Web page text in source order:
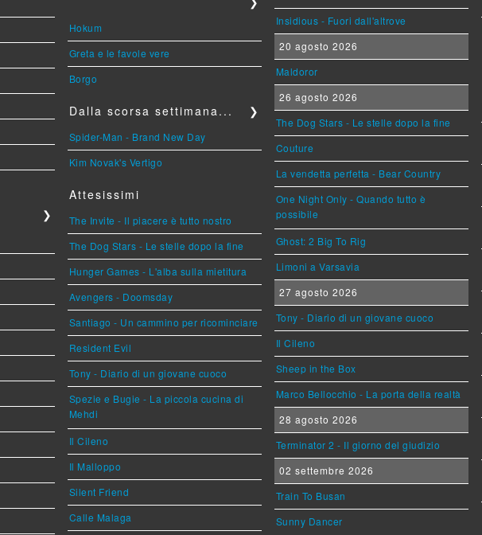
❯
Hokum
Greta e le favole vere
Borgo
Dalla scorsa settimana... ❯
Spider-Man - Brand New Day
Kim Novak's Vertigo
Attesissimi
The Invite - Il piacere è tutto nostro
The Dog Stars - Le stelle dopo la fine
Hunger Games - L'alba sulla mietitura
Avengers - Doomsday
Santiago - Un cammino per ricominciare
Resident Evil
Tony - Diario di un giovane cuoco
Spezie e Bugie - La piccola cucina di
Mehdi
Il Cileno
Il Malloppo
Silent Friend
Calle Malaga
Insidious - Fuori dall'altrove
20 agosto 2026
Maldoror
26 agosto 2026
The Dog Stars - Le stelle dopo la fine
Couture
La vendetta perfetta - Bear Country
One Night Only - Quando tutto è
possibile
Ghost: 2 Big To Rig
Limoni a Varsavia
27 agosto 2026
Tony - Diario di un giovane cuoco
Il Cileno
Sheep in the Box
Marco Bellocchio - La porta della realtà
28 agosto 2026
Terminator 2 - Il giorno del giudizio
02 settembre 2026
Train To Busan
Sunny Dancer